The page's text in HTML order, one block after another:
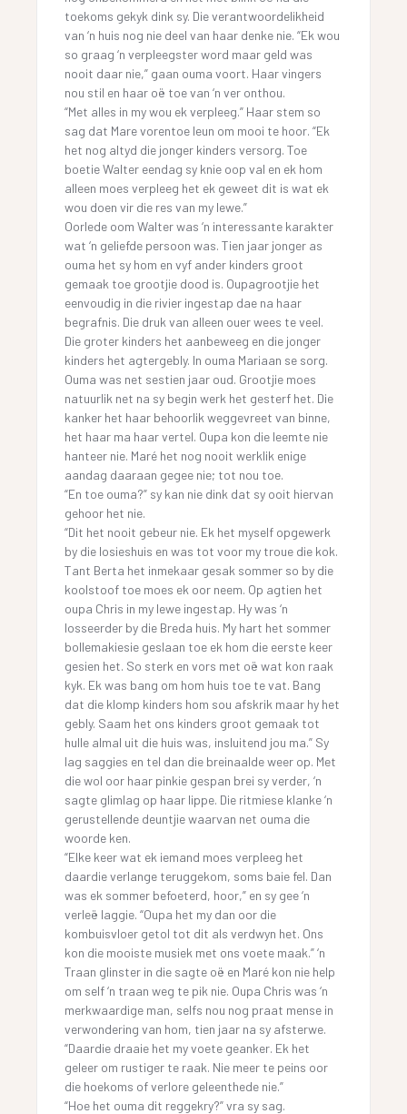
toekoms gekyk dink sy. Die verantwoordelikheid
van ‘n huis nog nie deel van haar denke nie. “Ek wou
so graag ‘n verpleegster word maar geld was
nooit daar nie,” gaan ouma voort. Haar vingers
nou stil en haar oë toe van ‘n ver onthou.
“Met alles in my wou ek verpleeg.” Haar stem so
sag dat Mare vorentoe leun om mooi te hoor. “Ek
het nog altyd die jonger kinders versorg. Toe
boetie Walter eendag sy knie oop val en ek hom
alleen moes verpleeg het ek geweet dit is wat ek
wou doen vir die res van my lewe.”
Oorlede oom Walter was ‘n interessante karakter
wat ‘n geliefde persoon was. Tien jaar jonger as
ouma het sy hom en vyf ander kinders groot
gemaak toe grootjie dood is. Oupagrootjie het
eenvoudig in die rivier ingestap dae na haar
begrafnis. Die druk van alleen ouer wees te veel.
Die groter kinders het aanbeweeg en die jonger
kinders het agtergebly. In ouma Mariaan se sorg.
Ouma was net sestien jaar oud. Grootjie moes
natuurlik net na sy begin werk het gesterf het. Die
kanker het haar behoorlik weggevreet van binne,
het haar ma haar vertel. Oupa kon die leemte nie
hanteer nie. Maré het nog nooit werklik enige
aandag daaraan gegee nie; tot nou toe.
“En toe ouma?” sy kan nie dink dat sy ooit hiervan
gehoor het nie.
“Dit het nooit gebeur nie. Ek het myself opgewerk
by die losieshuis en was tot voor my troue die kok.
Tant Berta het inmekaar gesak sommer so by die
koolstoof toe moes ek oor neem. Op agtien het
oupa Chris in my lewe ingestap. Hy was ‘n
losseerder by die Breda huis. My hart het sommer
bollemakiesie geslaan toe ek hom die eerste keer
gesien het. So sterk en vors met oë wat kon raak
kyk. Ek was bang om hom huis toe te vat. Bang
dat die klomp kinders hom sou afskrik maar hy het
gebly. Saam het ons kinders groot gemaak tot
hulle almal uit die huis was, insluitend jou ma.” Sy
lag saggies en tel dan die breinaalde weer op. Met
die wol oor haar pinkie gespan brei sy verder, ‘n
sagte glimlag op haar lippe. Die ritmiese klanke ‘n
gerustellende deuntjie waarvan net ouma die
woorde ken.
“Elke keer wat ek iemand moes verpleeg het
daardie verlange teruggekom, soms baie fel. Dan
was ek sommer befoeterd, hoor,” en sy gee ‘n
verleë laggie. “Oupa het my dan oor die
kombuisvloer getol tot dit als verdwyn het. Ons
kon die mooiste musiek met ons voete maak.” ‘n
Traan glinster in die sagte oë en Maré kon nie help
om self ‘n traan weg te pik nie. Oupa Chris was ‘n
merkwaardige man, selfs nou nog praat mense in
verwondering van hom, tien jaar na sy afsterwe.
“Daardie draaie het my voete geanker. Ek het
geleer om rustiger te raak. Nie meer te peins oor
die hoekoms of verlore geleenthede nie.”
“Hoe het ouma dit reggekry?” vra sy sag.